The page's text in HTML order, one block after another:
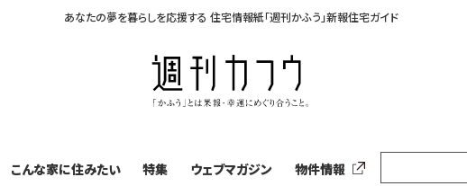
あなたの夢を暮らしを応援する 住宅情報紙「週刊かふう」新報住宅ガイド
こんな家に住みたい 特集 ウェブマガジン 物件情報